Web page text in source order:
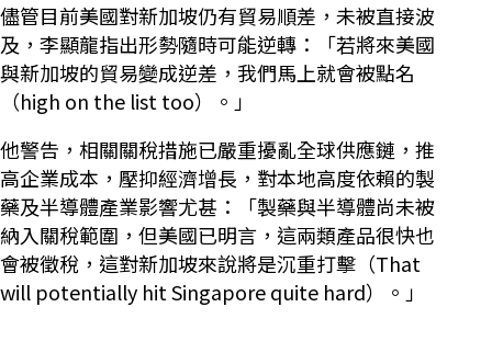
儘管目前美國對新加坡仍有貿易順差，未被直接波
及，李顯龍指出形勢隨時可能逆轉：「若將來美國
與新加坡的貿易變成逆差，我們馬上就會被點名
（high on the list too）。」
他警告，相關關稅措施已嚴重擾亂全球供應鏈，推
高企業成本，壓抑經濟增長，對本地高度依賴的製
藥及半導體產業影響尤甚：「製藥與半導體尚未被
納入關稅範圍，但美國已明言，這兩類產品很快也
會被徵稅，這對新加坡來說將是沉重打擊（That
will potentially hit Singapore quite hard）。」